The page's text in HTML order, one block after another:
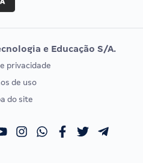
Vunesp
EXAME DE ORDEM
Calendário OAB
e Educação S/A.
privacidade
de uso
do site